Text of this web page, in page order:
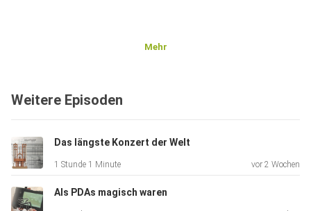
Mehr
Weitere Episoden
Das längste Konzert der Welt
1 Stunde 1 Minute vor 2 Wochen
Als PDAs magisch waren